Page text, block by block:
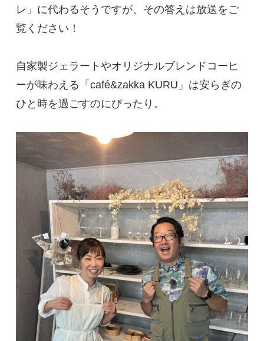
レ」に代わるそうですが、その答えは放送をご
覧ください！
自家製ジェラートやオリジナルブレンドコーヒ
ーが味わえる「 café&zakka KURU 」は安らぎの
ひと時を過ごすのにぴったり。